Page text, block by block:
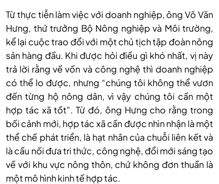
Từ thực tiễn làm việc với doanh nghiệp, ông Võ Văn
Hưng, thứ trưởng Bộ Nông nghiệp và Môi trường,
kể lại cuộc trao đổi với một chủ tịch tập đoàn nông
sản hàng đầu. Khi được hỏi điều gì khó nhất, vị này
trả lời rằng về vốn và công nghệ thì doanh nghiệp
có thể lo được, nhưng “chúng tôi không thể vươn
đến từng hộ nông dân, vì vậy chúng tôi cần một
hợp tác xã tốt”. Từ đó, ông Hưng cho rằng trong
bối cảnh mới, hợp tác xã cần được nhìn nhận là một
thể chế phát triển, là hạt nhân của chuỗi liên kết và
là cầu nối đưa tri thức, công nghệ, đổi mới sáng tạo
về với khu vực nông thôn, chứ không đơn thuần là
một mô hình kinh tế hợp tác.